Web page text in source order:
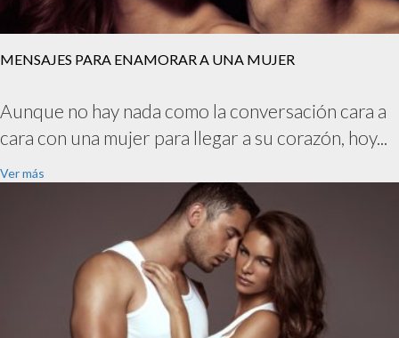
MENSAJES PARA ENAMORAR A UNA MUJER
Aunque no hay nada como la conversación cara a
cara con una mujer para llegar a su corazón, hoy...
Ver más